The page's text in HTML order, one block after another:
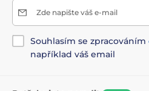
Zde napište váš e-mail
Souhlasím se zpracováním
například váš email